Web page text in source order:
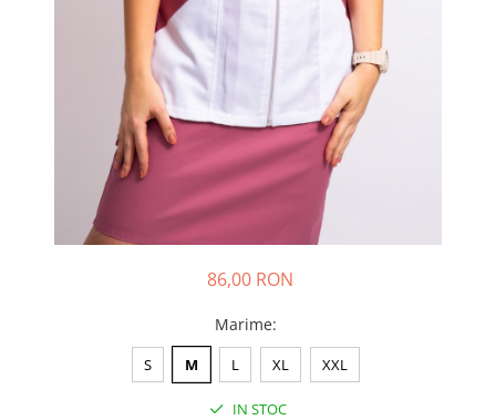
86,00 RON
Marime:
S M L XL XXL
IN STOC